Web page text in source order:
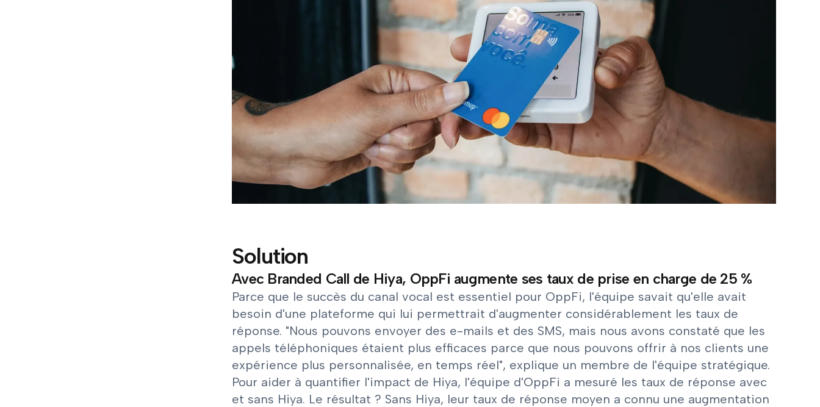
Solution
Avec Branded Call de Hiya, OppFi augmente ses taux de prise en charge de 25 %
Parce que le succès du canal vocal est essentiel pour OppFi, l'équipe savait qu'elle avait
besoin d'une plateforme qui lui permettrait d'augmenter considérablement les taux de
réponse. "Nous pouvons envoyer des e-mails et des SMS, mais nous avons constaté que les
appels téléphoniques étaient plus efficaces parce que nous pouvons offrir à nos clients une
expérience plus personnalisée, en temps réel", explique un membre de l'équipe stratégique.
Pour aider à quantifier l'impact de Hiya, l'équipe d'OppFi a mesuré les taux de réponse avec
et sans Hiya. Le résultat ? Sans Hiya, leur taux de réponse moyen a connu une augmentation